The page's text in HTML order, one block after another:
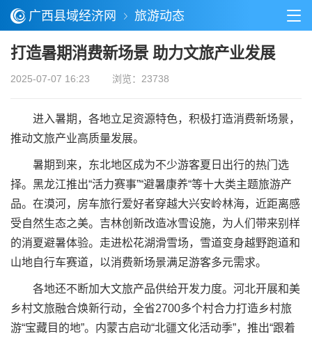
广西县域经济网 旅游动态
打造暑期消费新场景 助力文旅产业发展
2025-07-07 16:23 浏览：23738
进入暑期，各地立足资源特色，积极打造消费新场景，
推动文旅产业高质量发展。
暑期到来，东北地区成为不少游客夏日出行的热门选
择。黑龙江推出“活力赛事”“避暑康养“等十大类主题旅游产
品。在漠河，房车旅行爱好者穿越大兴安岭林海，近距离感
受自然生态之美。吉林创新改造冰雪设施，为人们带来别样
的消夏避暑体验。走进松花湖滑雪场，雪道变身越野跑道和
山地自行车赛道，以消费新场景满足游客多元需求。
各地还不断加大文旅产品供给开发力度。河北开展和美
乡村文旅融合焕新行动，全省2700多个村合力打造乡村旅
游“宝藏目的地”。内蒙古启动“北疆文化活动季”，推出“跟着